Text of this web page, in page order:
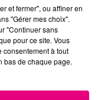
Poissons
et fermer", ou affiner en
"Gérer mes choix".
"Continuer sans
pour ce site. Vous
consentement à tout
bas de chaque page.